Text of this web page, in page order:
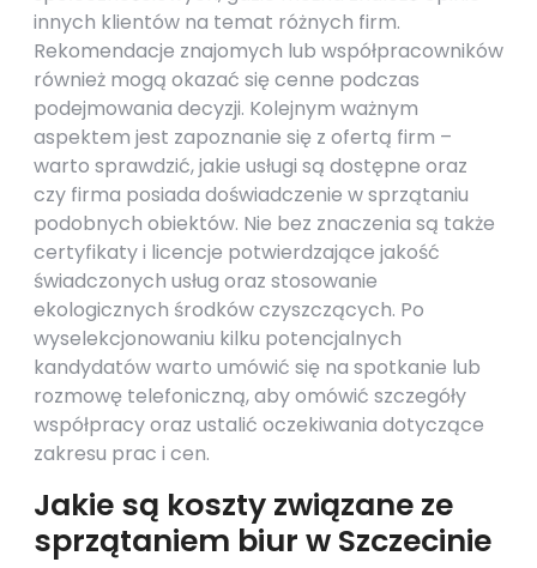
innych klientów na temat różnych firm.
Rekomendacje znajomych lub współpracowników
również mogą okazać się cenne podczas
podejmowania decyzji. Kolejnym ważnym
aspektem jest zapoznanie się z ofertą firm –
warto sprawdzić, jakie usługi są dostępne oraz
czy firma posiada doświadczenie w sprzątaniu
podobnych obiektów. Nie bez znaczenia są także
certyfikaty i licencje potwierdzające jakość
świadczonych usług oraz stosowanie
ekologicznych środków czyszczących. Po
wyselekcjonowaniu kilku potencjalnych
kandydatów warto umówić się na spotkanie lub
rozmowę telefoniczną, aby omówić szczegóły
współpracy oraz ustalić oczekiwania dotyczące
zakresu prac i cen.
Jakie są koszty związane ze
sprzątaniem biur w Szczecinie